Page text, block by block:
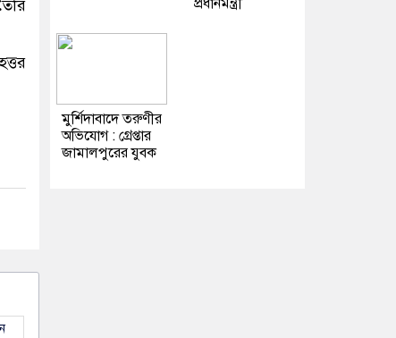
প্রধানমন্ত্রী
মুর্শিদাবাদে তরুণীর
অভিযোগ : গ্রেপ্তার
জামালপুরের যুবক